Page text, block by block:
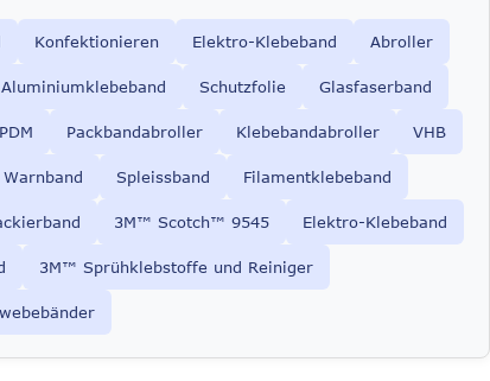
Konfektionieren Elektro-Klebeband Abroller
Aluminiumklebeband Schutzfolie Glasfaserband
Packbandabroller Klebebandabroller VHB
Warnband Spleissband Filamentklebeband
3M™ Scotch™ 9545 Elektro-Klebeband
3M™ Sprühklebstoffe und Reiniger